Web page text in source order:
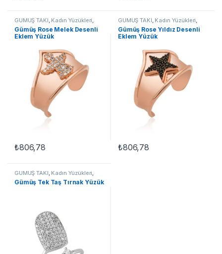
GÜMÜŞ TAKI, Kadın Yüzükleri,
Taşlı Yüzükler Tırnak Yüzükleri,
Yüzük
Gümüş Rose Melek Desenli
Eklem Yüzük
₺806,78
GÜMÜŞ TAKI, Kadın Yüzükleri,
Taşlı Yüzükler Tırnak Yüzükleri,
Yüzük
Gümüş Rose Yıldız Desenli
Eklem Yüzük
₺806,78
GÜMÜŞ TAKI Kadın Yüzükleri
Taşlı Yüzükler Tırnak Yüzükleri
Yüzük
Gümüş Tek Taş Tırnak Yüzük